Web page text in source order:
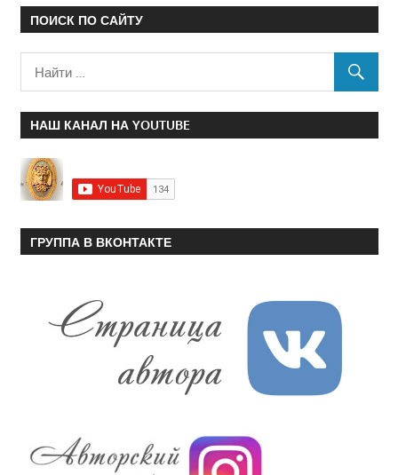
ПОИСК ПО САЙТУ
НАШ КАНАЛ НА YOUTUBE
ГРУППА В ВКОНТАКТЕ